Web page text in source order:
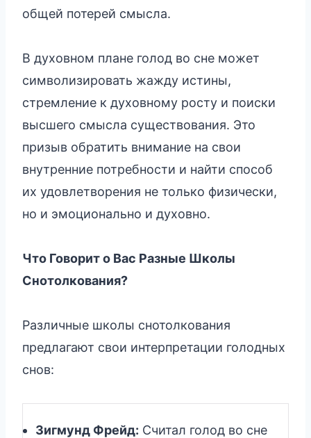
общей потерей смысла.
В духовном плане голод во сне может
символизировать жажду истины,
стремление к духовному росту и поиски
высшего смысла существования. Это
призыв обратить внимание на свои
внутренние потребности и найти способ
их удовлетворения не только физически,
но и эмоционально и духовно.
Что Говорит о Вас Разные Школы
Снотолкования?
Различные школы снотолкования
предлагают свои интерпретации голодных
снов:
Зигмунд Фрейд: Считал голод во сне